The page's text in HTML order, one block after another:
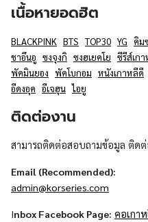
เนื้อหายอดฮิต
BLACKPINK BTS TOP30 YG คิม
ชาอึนอู ซงจุงกิ ซงฮเยคโย ซีรีส์เก
พัคมินยอง พัคโบกอม หนังเกาหลีดี
อีดงอุค อีเจฮุน ไอยู
ติดต่องาน
สามารถติดต่อสอบถามข้อมูล ติด
Email (Recommended):
admin@korseries.com
Inbox Facebook Page: คอเกา